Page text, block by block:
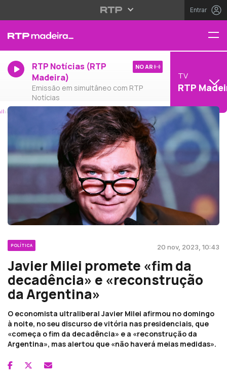
Entrar
RTP Notícias (RTP
Madeira)
Emissão em simultâneo com RTP
Notícias
NO AR
TV
RTP
POLÍTICA 20 nov, 2023, 10:43
Javier Milei promete «fim da
decadência» e «reconstrução
da Argentina»
O economista ultraliberal Javier Milei afirmou no domingo
à noite, no seu discurso de vitória nas presidenciais, que
«começa o fim da decadência» e a «reconstrução da
Argentina», mas alertou que «não haverá meias medidas».